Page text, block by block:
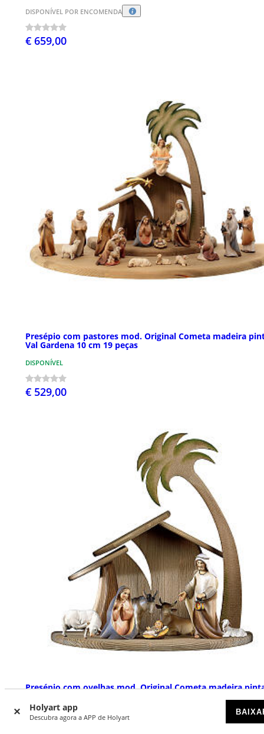
Holyart app
Descubra agora a APP de Holyart
DISPONÍVEL POR ENCOMENDA
€ 659,00
Presépio com pastores mod. Original Cometa madeira
Val Gardena 10 cm 19 peças
DISPONÍVEL
€ 529,00
Presépio com ovelhas mod. Original Cometa madeira
DISPONÍVEL POR ENCOMENDA